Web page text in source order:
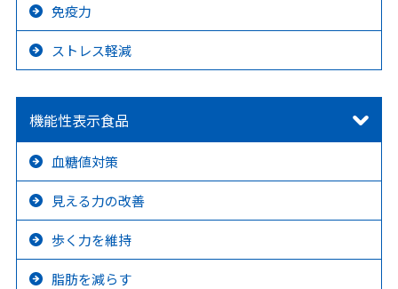
免疫力
ストレス軽減
機能性表示食品
血糖値対策
見える力の改善
歩く力を維持
脂肪を減らす